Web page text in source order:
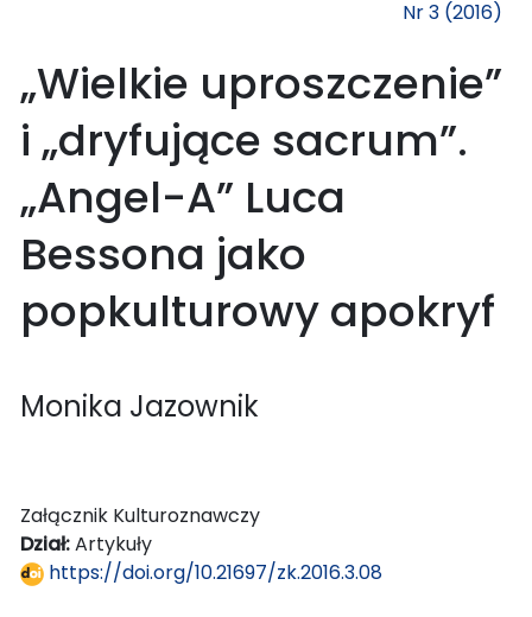
Nr 3 (2016)
„Wielkie uproszczenie”
i „dryfujące sacrum”.
„Angel-A” Luca
Bessona jako
popkulturowy apokryf
Monika Jazownik
Załącznik Kulturoznawczy
Dział:Artykuły
https://doi.org/10.21697/zk.2016.3.08